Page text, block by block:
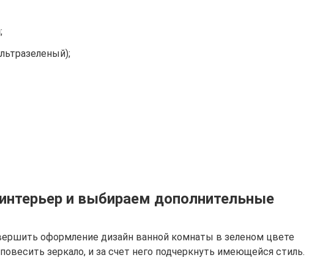
и выбираем дополнительные
оформление дизайн ванной комнаты в зеленом цвете
зеркало, и за счет него подчеркнуть имеющейся стиль.